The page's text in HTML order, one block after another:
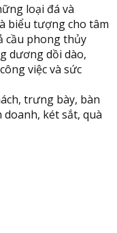
loại đá và
biểu tượng cho tâm
cầu phong thủy
dương dồi dào,
việc và sức
trưng bày, bàn
két sắt, quà